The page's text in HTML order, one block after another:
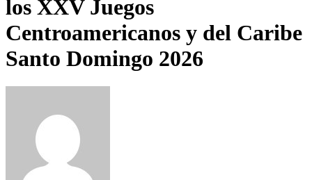
los XXV Juegos
Centroamericanos y del Caribe
Santo Domingo 2026